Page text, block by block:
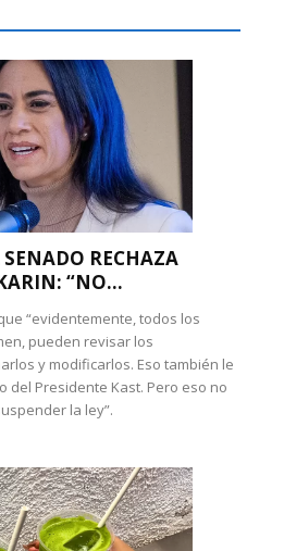
RECHAZA
“NO...
“evidentemente, todos los
pueden revisar los
y modificarlos. Eso también le
del Presidente Kast. Pero eso no
la ley”.